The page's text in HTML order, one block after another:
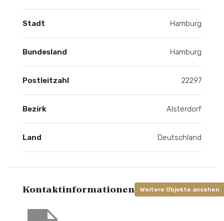
Stadt Hamburg
Bundesland Hamburg
Postleitzahl 22297
Bezirk Alsterdorf
Land Deutschland
Kontaktinformationen Weitere Objekte ansehen